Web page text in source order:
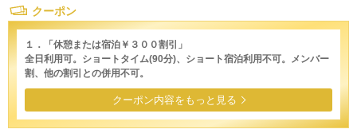
クーポン
１．「休憩または宿泊￥３００割引」
全日利用可。ショートタイム(90分)、ショート宿泊利用不可。メンバー
割、他の割引との併用不可。
クーポン内容をもっと見る